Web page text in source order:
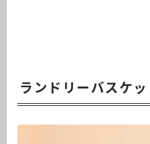
ランドリーバスケ